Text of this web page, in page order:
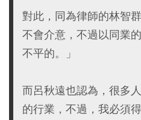
對此，同為律師的林智
不會介意，不過以同業
不平的。」
而呂秋遠也認為，很多
的行業，不過，我必須